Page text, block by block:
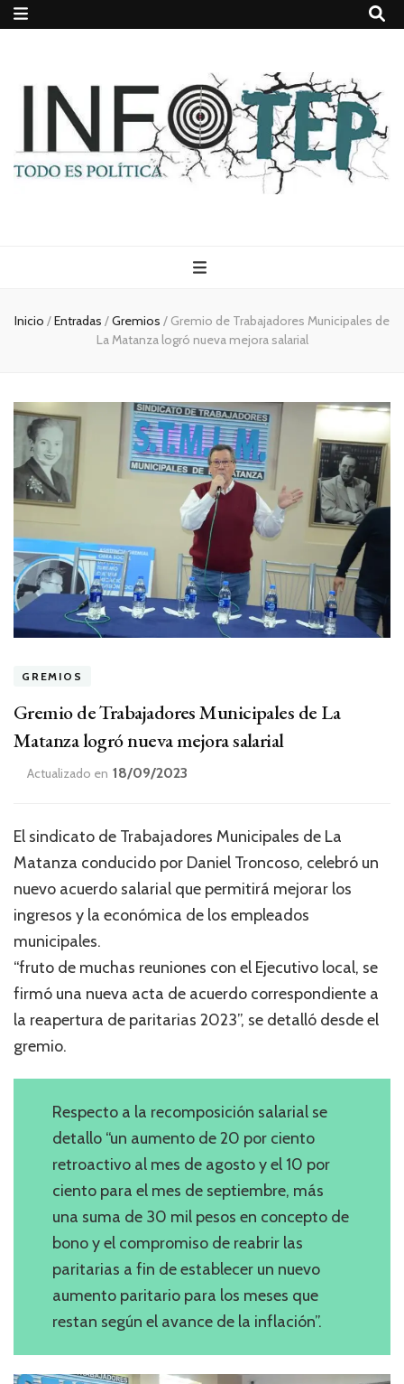
Todo es
(rosca)
política
Inicio /Entradas /Gremios / Gremio de Trabajadores Municipales de
La Matanza logró nueva mejora salarial
GREMIOS
Gremio de Trabajadores Municipales de La
Matanza logró nueva mejora salarial
Actualizado en 18/09/2023
El sindicato de Trabajadores Municipales de La
Matanza conducido por Daniel Troncoso, celebró un
nuevo acuerdo salarial que permitirá mejorar los
ingresos y la económica de los empleados
municipales.
“fruto de muchas reuniones con el Ejecutivo local, se
firmó una nueva acta de acuerdo correspondiente a
la reapertura de paritarias 2023”, se detalló desde el
gremio.
Respecto a la recomposición salarial se
detallo “un aumento de 20 por ciento
retroactivo al mes de agosto y el 10 por
ciento para el mes de septiembre, más
una suma de 30 mil pesos en concepto de
bono y el compromiso de reabrir las
paritarias a fin de establecer un nuevo
aumento paritario para los meses que
restan según el avance de la inflación”.